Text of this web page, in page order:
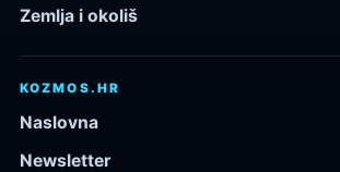
Zemlja i okoliš
KOZMOS.HR
Naslovna
Newsletter